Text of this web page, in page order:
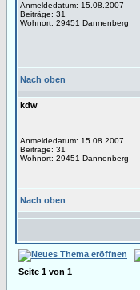
Anmeldedatum: 15.08.2007
Beiträge: 31
Wohnort: 29451 Dannenberg
Nach oben
kdw
Anmeldedatum: 15.08.2007
Beiträge: 31
Wohnort: 29451 Dannenberg
Nach oben
Seite 1 von 1